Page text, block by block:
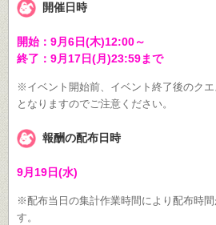
開催日時
開始：9月6日(木)12:00～
終了：9月17日(月)23:59まで
※イベント開始前、イベント終了後のク
となりますのでご注意ください。
報酬の配布日時
9月19日(水)
※配布当日の集計作業時間により配布時
す。